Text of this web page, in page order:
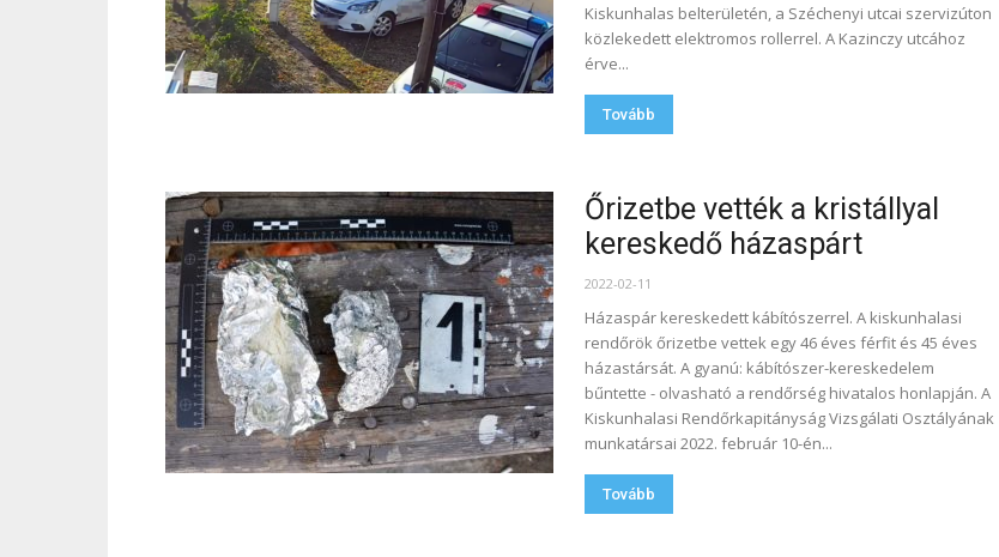
Kiskunhalas belterületén, a Széchenyi utcai szervizúton
közlekedett elektromos rollerrel. A Kazinczy utcához
érve...
Tovább
Őrizetbe vették a kristállyal
kereskedő házaspárt
2022-02-11
Házaspár kereskedett kábítószerrel. A kiskunhalasi
rendőrök őrizetbe vettek egy 46 éves férfit és 45 éves
házastársát. A gyanú: kábítószer-kereskedelem
bűntette - olvasható a rendőrség hivatalos honlapján. A
Kiskunhalasi Rendőrkapitányság Vizsgálati Osztályának
munkatársai 2022. február 10-én...
Tovább